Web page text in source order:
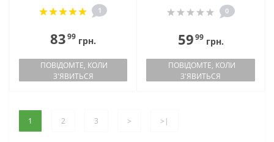
1
8399 грн.
ПОВІДОМТЕ, КОЛИ
З'ЯВИТЬСЯ
0
5999грн.
ПОВІДОМТЕ, КОЛИ
З'ЯВИТЬСЯ
1 2 3 > >|